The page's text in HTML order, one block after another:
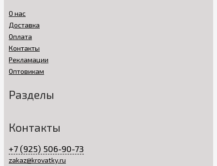
О нас
Доставка
Оплата
Контакты
Рекламации
Оптовикам
Разделы
Контакты
+7 (925) 506-90-73
zakaz@krovatky.ru